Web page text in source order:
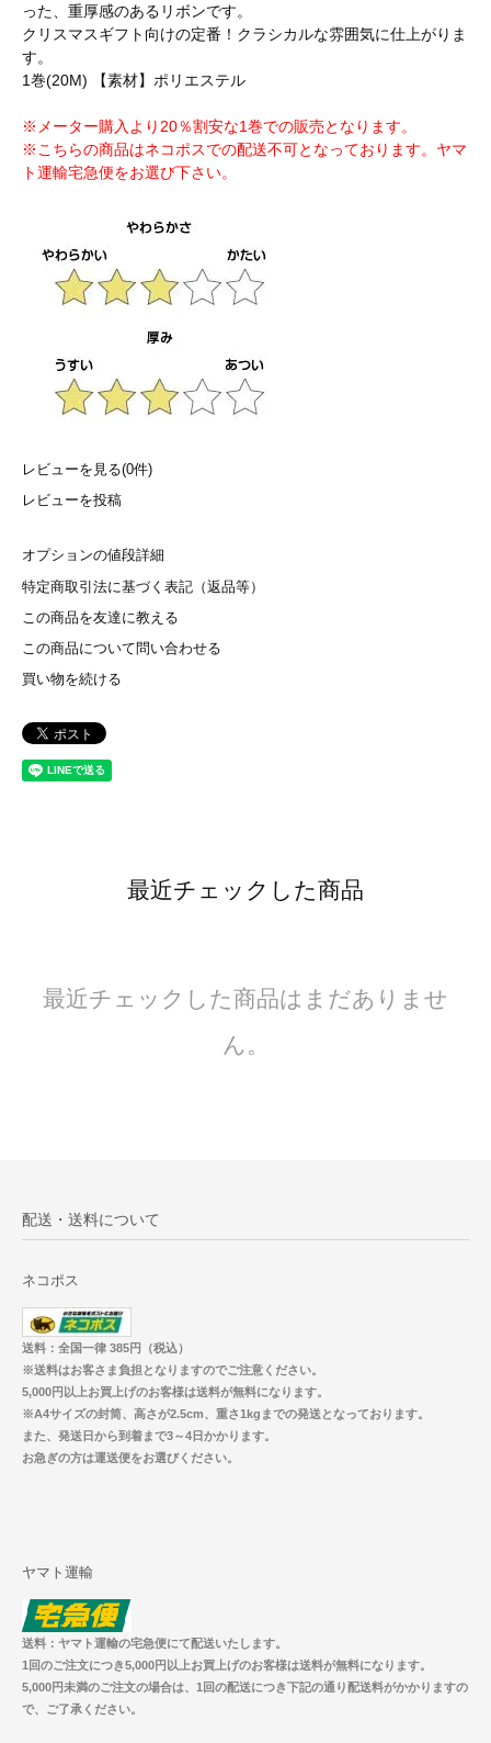
った、重厚感のあるリボンです。
クリスマスギフト向けの定番！クラシカルな雰囲気に仕上がりま
す。
1巻(20M) 【素材】ポリエステル
※メーター購入より20％割安な1巻での販売となります。
※こちらの商品はネコポスでの配送不可となっております。ヤマ
ト運輸宅急便をお選び下さい。
レビューを見る(0件)
レビューを投稿
オプションの値段詳細
特定商取引法に基づく表記（返品等）
この商品を友達に教える
この商品について問い合わせる
買い物を続ける
最近チェックした商品
最近チェックした商品はまだありませ
ん。
配送・送料について
ネコポス
送料：全国一律 385円（税込）
※送料はお客さま負担となりますのでご注意ください。
5,000円以上お買上げのお客様は送料が無料になります。
※A4サイズの封筒、高さが2.5cm、重さ1kgまでの発送となっております。
また、発送日から到着まで3～4日かかります。
お急ぎの方は運送便をお選びください。
ヤマト運輸
送料：ヤマト運輸の宅急便にて配送いたします。
1回のご注文につき5,000円以上お買上げのお客様は送料が無料になります。
5,000円未満のご注文の場合は、1回の配送につき下記の通り配送料がかかりますの
で、ご了承ください。